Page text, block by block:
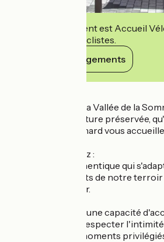
Cet établissement est Accueil
accueillir des cyclistes.
Voir ses engagements
C'est au coeur de la Vallée de la
la beauté d'une nature préservée,
Restaurant du Canard vous
Vous y découvrirez :
- Une cuisine authentique qui
intègre les produits de notre
qualité et fraîcheur.
- Un salon privé d'une capacité
personnes pour respecter
d'affaires ou vos moments